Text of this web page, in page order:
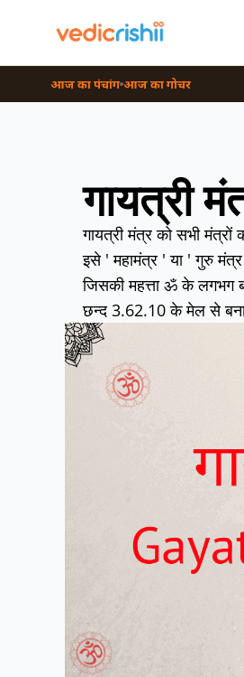
आज का पंचांग आज का गोचर
गायत्री
गायत्री मंत्र को सभी
इसे ' महामंत्र ' या ' गुरु मंत्र
जिसकी महत्ता ॐ के लगभग
छन्द 3.62.10 के मेल से